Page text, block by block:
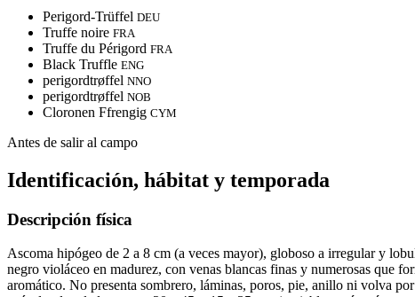
Perigord-Trüffel DEU
Truffe noire FRA
Truffe du Périgord FRA
Black Truffle ENG
perigordtrøffel NNO
perigordtrøffel NOB
Cloronen Ffrengig CYM
Antes de salir al campo
Identificación, hábitat y temporada
Descripción física
Ascoma hipógeo de 2 a 8 cm (a veces mayor), globoso a irregular y
negro violáceo en madurez, con venas blancas finas y numerosas que
aromático. No presenta sombrero, láminas, poros, pie, anillo ni volva